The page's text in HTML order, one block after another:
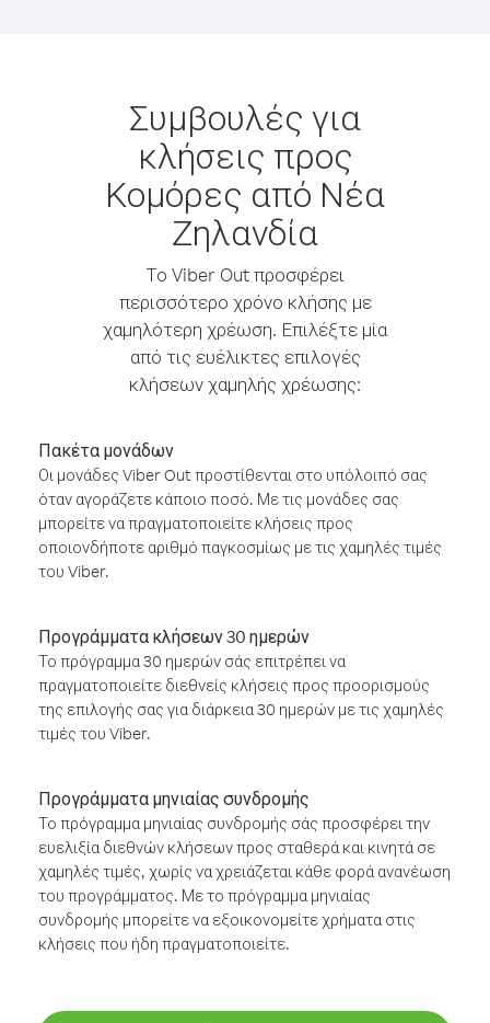
Συμβουλές για
κλήσεις προς
Κομόρες από Νέα
Ζηλανδία
Το Viber Out προσφέρει
περισσότερο χρόνο κλήσης με
χαμηλότερη χρέωση. Επιλέξτε μία
από τις ευέλικτες επιλογές
κλήσεων χαμηλής χρέωσης:
Πακέτα μονάδων
Οι μονάδες Viber Out προστίθενται στο υπόλοιπό σας
όταν αγοράζετε κάποιο ποσό. Με τις μονάδες σας
μπορείτε να πραγματοποιείτε κλήσεις προς
οποιονδήποτε αριθμό παγκοσμίως με τις χαμηλές τιμές
του Viber.
Προγράμματα κλήσεων 30 ημερών
Το πρόγραμμα 30 ημερών σάς επιτρέπει να
πραγματοποιείτε διεθνείς κλήσεις προς προορισμούς
της επιλογής σας για διάρκεια 30 ημερών με τις χαμηλές
τιμές του Viber.
Προγράμματα μηνιαίας συνδρομής
Το πρόγραμμα μηνιαίας συνδρομής σάς προσφέρει την
ευελιξία διεθνών κλήσεων προς σταθερά και κινητά σε
χαμηλές τιμές, χωρίς να χρειάζεται κάθε φορά ανανέωση
του προγράμματος. Με το πρόγραμμα μηνιαίας
συνδρομής μπορείτε να εξοικονομείτε χρήματα στις
κλήσεις που ήδη πραγματοποιείτε.